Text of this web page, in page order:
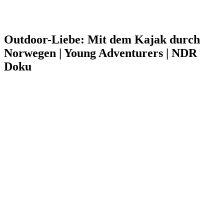
Outdoor-Liebe: Mit dem Kajak durch
Norwegen | Young Adventurers | NDR
Doku